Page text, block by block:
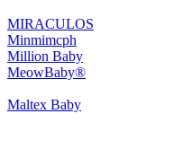
MIRACULOS
Minmimcph
Million Baby
MeowBaby®
Maltex Baby